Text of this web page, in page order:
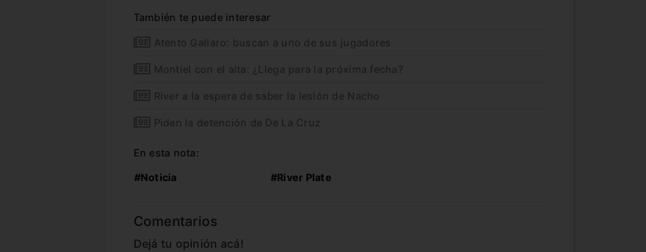
También te puede interesar
Atento Gallaro: buscan a uno de sus jugadores
Montiel con el alta: ¿Llega para la próxima fecha?
River a la espera de saber la lesión de Nacho
Piden la detención de De La Cruz
En esta nota:
#Noticia #River Plate
Comentarios
Dejá tu opinión acá!